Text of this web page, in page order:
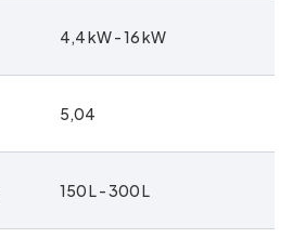
4,4 kW - 16 kW
5,04
150 L - 300 L